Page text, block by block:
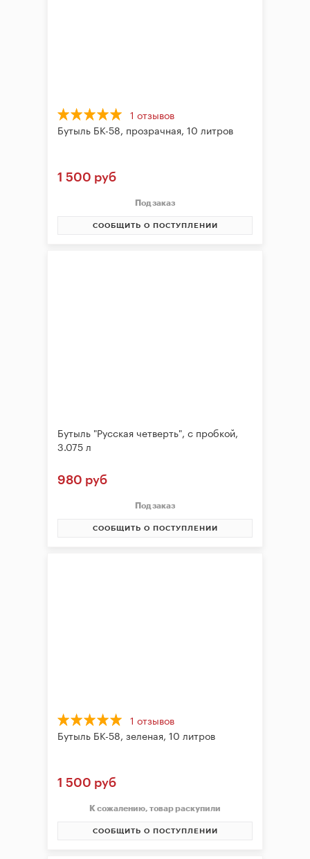
консервирование
Коптильни
Адреса
1 отзывов
Бутыль БК-58, прозрачная, 10 литров
1 500 руб
Под заказ
СООБЩИТЬ О ПОСТУПЛЕНИИ
Бутыль "Русская четверть", с пробкой,
3.075 л
980 руб
Под заказ
СООБЩИТЬ О ПОСТУПЛЕНИИ
1 отзывов
Бутыль БК-58, зеленая, 10 литров
1 500 руб
К сожалению, товар раскупили
СООБЩИТЬ О ПОСТУПЛЕНИИ